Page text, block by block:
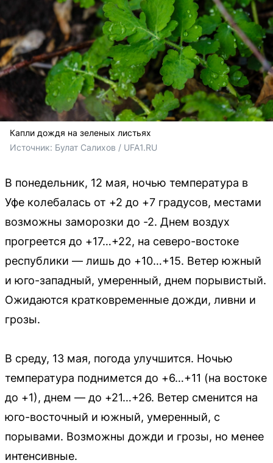
Капли дождя на зеленых листьях
Источник: Булат Салихов / UFA1.RU
В понедельник, 12 мая, ночью температура в
Уфе колебалась от +2 до +7 градусов, местами
возможны заморозки до -2. Днем воздух
прогреется до +17…+22, на северо-востоке
республики — лишь до +10…+15. Ветер южный
и юго-западный, умеренный, днем порывистый.
Ожидаются кратковременные дожди, ливни и
грозы.
В среду, 13 мая, погода улучшится. Ночью
температура поднимется до +6…+11 (на востоке
до +1), днем — до +21…+26. Ветер сменится на
юго-восточный и южный, умеренный, с
порывами. Возможны дожди и грозы, но менее
интенсивные.